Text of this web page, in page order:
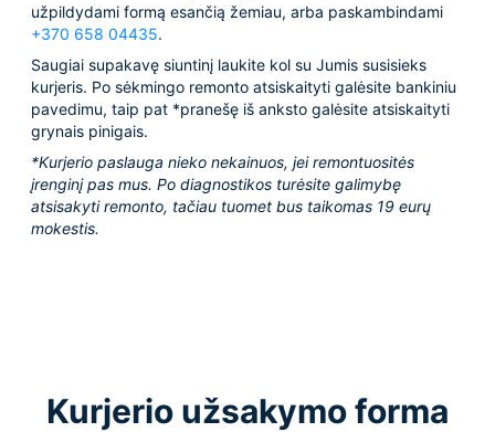
užpildydami formą esančią žemiau, arba paskambindami
+370 658 04435.
Saugiai supakavę siuntinį laukite kol su Jumis susisieks
kurjeris. Po sėkmingo remonto atsiskaityti galėsite bankiniu
pavedimu, taip pat *pranešę iš anksto galėsite atsiskaityti
grynais pinigais.
*Kurjerio paslauga nieko nekainuos, jei remontuositės
įrenginį pas mus. Po diagnostikos turėsite galimybę
atsisakyti remonto, tačiau tuomet bus taikomas 19 eurų
mokestis.
Kurjerio užsakymo forma